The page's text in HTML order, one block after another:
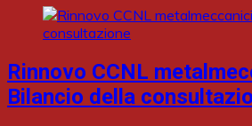
Rinnovo CCNL
Bilancio della